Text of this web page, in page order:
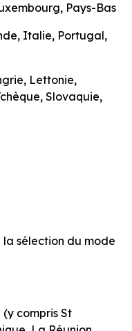
Pays-Bas
Italie, Portugal,
Lettonie,
Slovaquie,
sélection du mode
compris St